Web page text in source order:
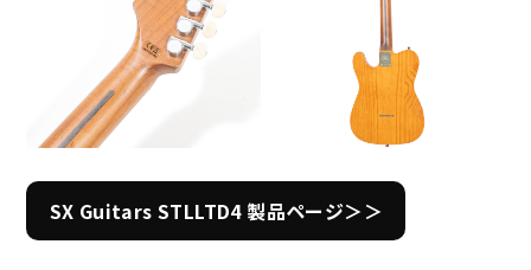
SX Guitars STLLTD4 製品ページ＞＞